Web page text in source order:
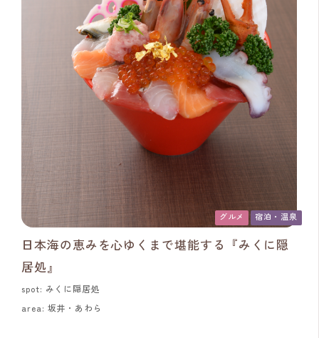
グルメ 宿泊・温泉
日本海の恵みを心ゆくまで堪能する『みくに隠
居処』
spot: みくに隠居処
area: 坂井・あわら